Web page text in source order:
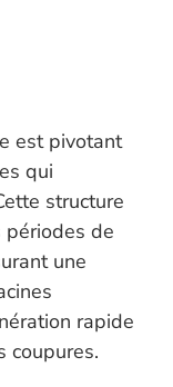
est pivotant
qui
structure
de
une
rapide
coupures.